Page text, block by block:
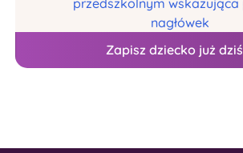
Zapisz dziecko już dziś